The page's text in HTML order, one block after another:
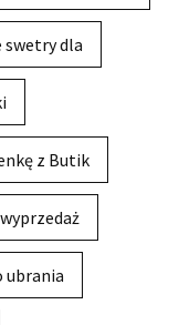
swetry dla
z Butik
ubrania